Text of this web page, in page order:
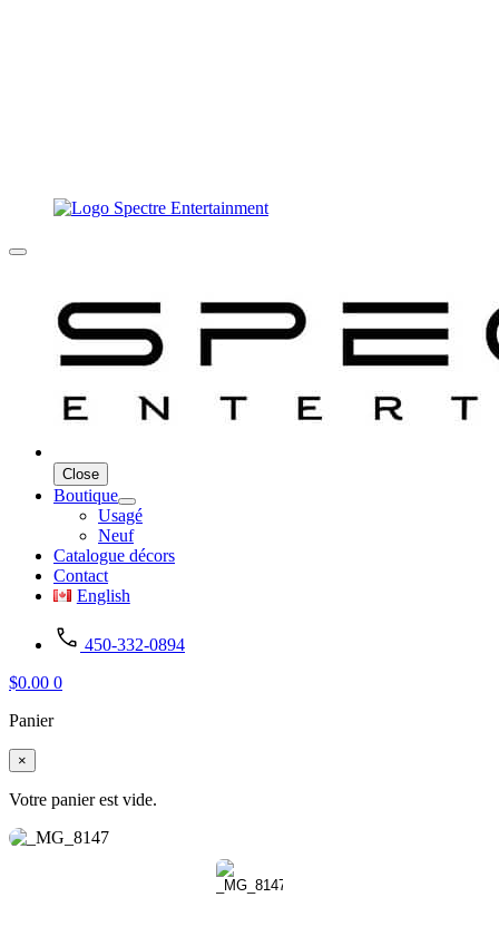
Close
Boutique
Usagé
Neuf
Catalogue décors
Contact
English
450-332-0894
$0.00 0
Panier
×
Votre panier est vide.